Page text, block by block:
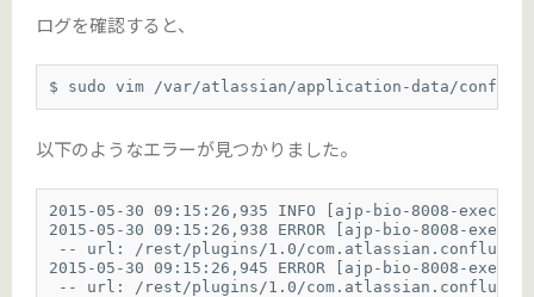
ログを確認すると、
$ sudo vim /var/atlassian/application-data/
以下のようなエラーが見つかりました。
2015-05-30 09:15:26,935 INFO [ajp-bio-8008-
2015-05-30 09:15:26,938 ERROR [ajp-bio-8008-
-- url: /rest/plugins/1.0/
2015-05-30 09:15:26,945 ERROR [ajp-bio-8008-
-- url: /rest/plugins/1.0/